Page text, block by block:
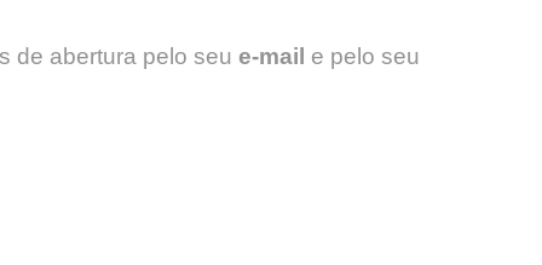
de abertura pelo seu e-mail e pelo seu